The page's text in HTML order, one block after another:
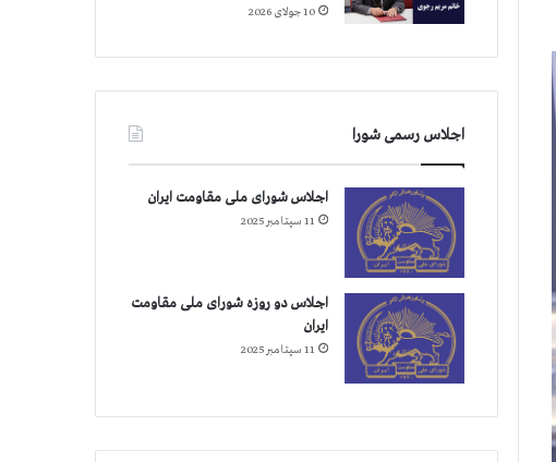
10 جولای 2026
اجلاس رسمی شورا
اجلاس شورای ملی مقاومت ایران
11 سپتامبر 2025
اجلاس دو روزه شورای ملی مقاومت
ایران
11 سپتامبر 2025